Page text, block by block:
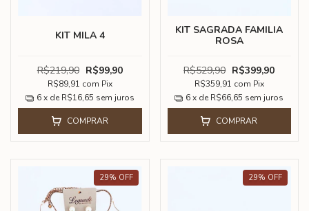
KIT MILA 4
R$219,90 R$99,90
R$89,91 com Pix
6 x de R$16,65 sem juros
COMPRAR
KIT SAGRADA FAMILIA
ROSA
R$529,90 R$399,90
R$359,91 com Pix
6 x de R$66,65 sem juros
COMPRAR
29% OFF 29% OFF